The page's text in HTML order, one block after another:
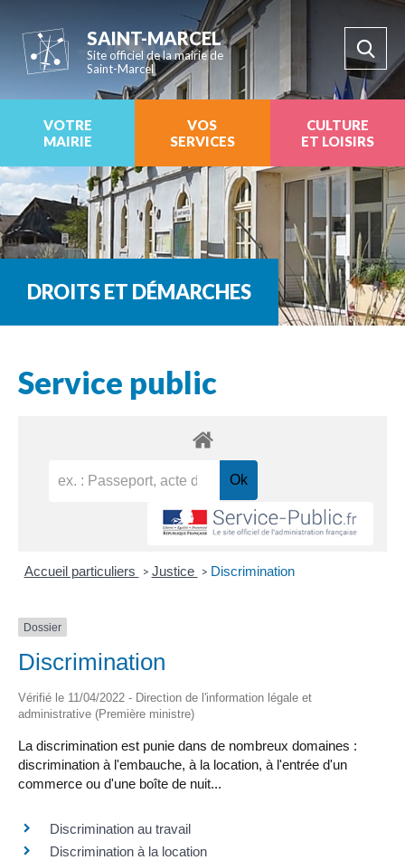
SAINT-MARCEL
Site officiel de la mairie de
Saint-Marcel
VOTRE
MAIRIE
VOS
SERVICES
CULTURE
ET LOISIRS
DROITS ET DÉMARCHES
Service public
Accueil particuliers > Justice > Discrimination
Dossier
Discrimination
Vérifié le 11/04/2022 - Direction de l'information légale et
administrative (Première ministre)
La discrimination est punie dans de nombreux domaines :
discrimination à l'embauche, à la location, à l'entrée d'un
commerce ou d'une boîte de nuit...
Discrimination au travail
Discrimination à la location